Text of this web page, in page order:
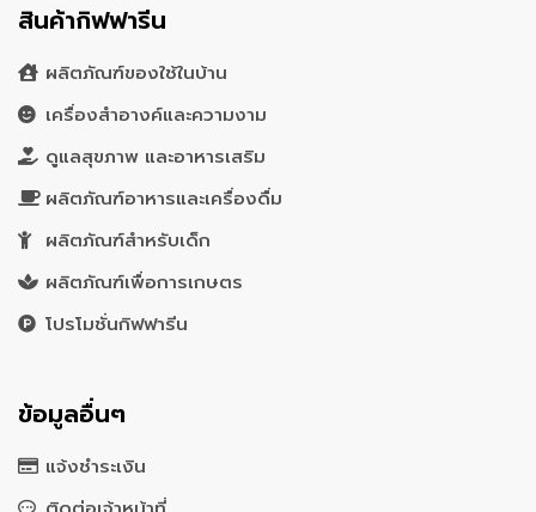
สินค้ากิฟฟารีน
ผลิตภัณฑ์ของใช้ในบ้าน
เครื่องสำอางค์และความงาม
ดูแลสุขภาพ และอาหารเสริม
ผลิตภัณฑ์อาหารและเครื่องดื่ม
ผลิตภัณฑ์สำหรับเด็ก
ผลิตภัณฑ์เพื่อการเกษตร
โปรโมชั่นกิฟฟารีน
ข้อมูลอื่นๆ
แจ้งชำระเงิน